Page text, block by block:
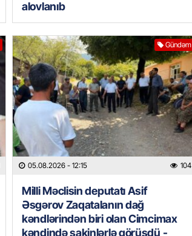
alovlanıb
Gündəm
05.08.2026 - 12:15 104
Milli Məclisin deputatı Asif
Əsgərov Zaqatalanın dağ
kəndlərindən biri olan Cimcimax
kəndində sakinlərlə görüşdü -